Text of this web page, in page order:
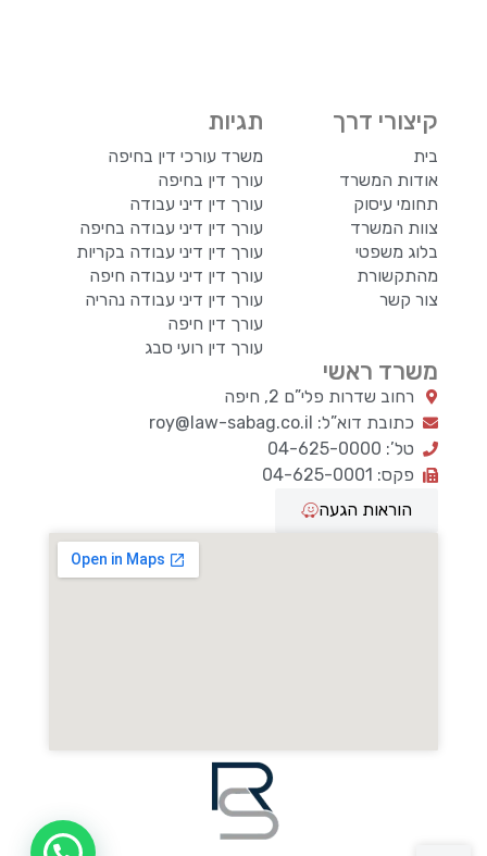
משרד ראשי
רחוב שדרות פלי”ם 2, חיפה
כתובת דוא”ל: roy@law-sabag.co.il
טל’: 04-625-0000
פקס: 04-625-0001
הוראות הגעה
קיצורי דרך
בית
אודות המשרד
תחומי עיסוק
צוות המשרד
בלוג משפטי
מהתקשורת
צור קשר
תגיות
משרד עורכי דין בחיפה
עורך דין בחיפה
עורך דין דיני עבודה
עורך דין דיני עבודה בחיפה
עורך דין דיני עבודה בקריות
עורך דין דיני עבודה חיפה
עורך דין דיני עבודה נהריה
עורך דין חיפה
עורך דין רועי סבג